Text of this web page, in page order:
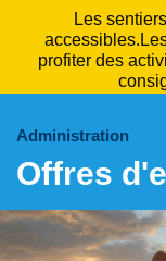
Les
profiter des
Administration
Offres